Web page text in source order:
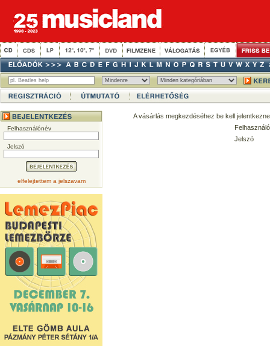
Felhasználónév
Jelszó
elfelejtettem a jelszavam
A vásárlás megkezdéséhez be kell
Jelszó